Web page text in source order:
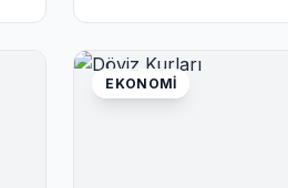
EKONOMI